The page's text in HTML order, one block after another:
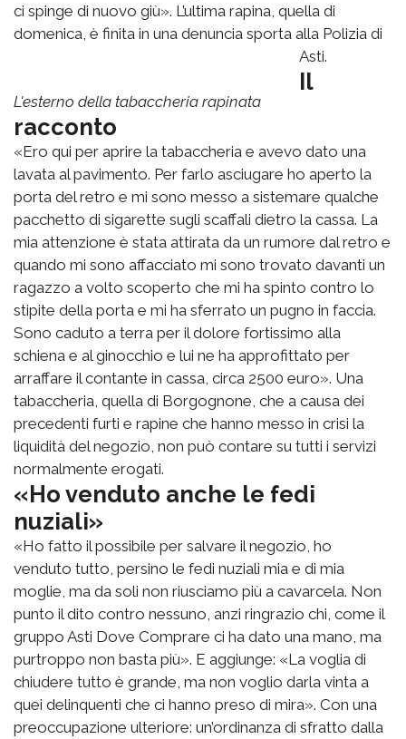
ci spinge di nuovo giù». L’ultima rapina, quella di
domenica, è finita in una denuncia sporta alla Polizia di
Asti.
L'esterno della tabaccheria rapinata
Il
racconto
«Ero qui per aprire la tabaccheria e avevo dato una
lavata al pavimento. Per farlo asciugare ho aperto la
porta del retro e mi sono messo a sistemare qualche
pacchetto di sigarette sugli scaffali dietro la cassa. La
mia attenzione è stata attirata da un rumore dal retro e
quando mi sono affacciato mi sono trovato davanti un
ragazzo a volto scoperto che mi ha spinto contro lo
stipite della porta e mi ha sferrato un pugno in faccia.
Sono caduto a terra per il dolore fortissimo alla
schiena e al ginocchio e lui ne ha approfittato per
arraffare il contante in cassa, circa 2500 euro». Una
tabaccheria, quella di Borgognone, che a causa dei
precedenti furti e rapine che hanno messo in crisi la
liquidità del negozio, non può contare su tutti i servizi
normalmente erogati.
«Ho venduto anche le fedi
nuziali»
«Ho fatto il possibile per salvare il negozio, ho
venduto tutto, persino le fedi nuziali mia e di mia
moglie, ma da soli non riusciamo più a cavarcela. Non
punto il dito contro nessuno, anzi ringrazio chi, come il
gruppo Asti Dove Comprare ci ha dato una mano, ma
purtroppo non basta più». E aggiunge: «La voglia di
chiudere tutto è grande, ma non voglio darla vinta a
quei delinquenti che ci hanno preso di mira». Con una
preoccupazione ulteriore: un’ordinanza di sfratto dalla